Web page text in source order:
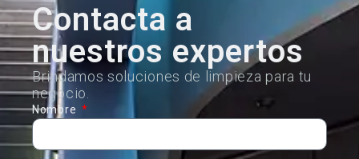
Contacta a
nuestros expertos
Brindamos soluciones de limpieza para tu
negocio.
Nombre